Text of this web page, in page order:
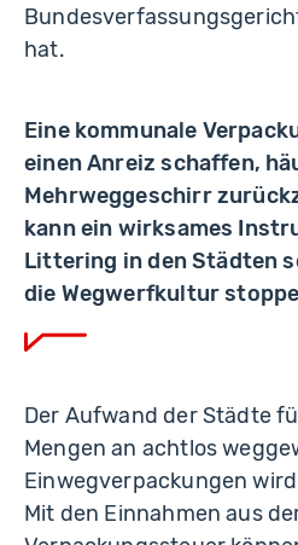
hat.
Eine kommunale
einen Anreiz schaffen,
Mehrweggeschirr
kann ein wirksames
Littering in den Städten
die Wegwerfkultur
Der Aufwand der Städte
Mengen an achtlos
Einwegverpackungen
Mit den Einnahmen aus